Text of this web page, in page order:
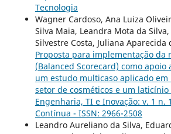
Tecnologia
Wagner Cardoso, Ana Luiza
Silva Maia, Leandra Mota da Silva,
Silvestre Costa, Juliana Aparecida
Proposta para implementação da
(Balanced Scorecard) como apoio
um estudo multicaso aplicado
setor de cosméticos e um laticínio
Engenharia, TI e Inovação: v. 1 n.
Contínua - ISSN: 2966-2508
Leandro Aureliano da Silva,